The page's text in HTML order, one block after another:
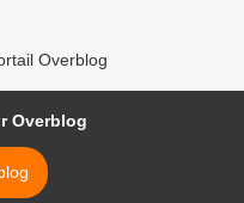
Overblog
Overblog